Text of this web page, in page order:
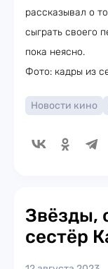
рассказывал о
сыграть своего
пока неясно.
Фото: кадры из
Новости кино
Звёзды,
сестёр